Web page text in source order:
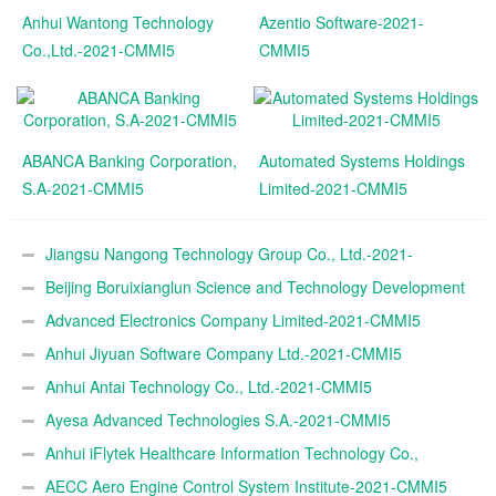
Anhui Wantong Technology
Co.,Ltd.-2021-CMMI5
Azentio Software-2021-
CMMI5
ABANCA Banking Corporation,
S.A-2021-CMMI5
Automated Systems Holdings
Limited-2021-CMMI5
Jiangsu Nangong Technology Group Co., Ltd.-2021-
CMMI5Beijing Boruixianglun Science and Technology Development
Co., Ltd.-2021-CMMI5
Advanced Electronics Company Limited-2021-CMMI5
Anhui Jiyuan Software Company Ltd.-2021-CMMI5
Anhui Antai Technology Co., Ltd.-2021-CMMI5
Ayesa Advanced Technologies S.A.-2021-CMMI5
Anhui iFlytek Healthcare Information Technology Co.,
Ltd.-2021-CMMI5
AECC Aero Engine Control System Institute-2021-CMMI5